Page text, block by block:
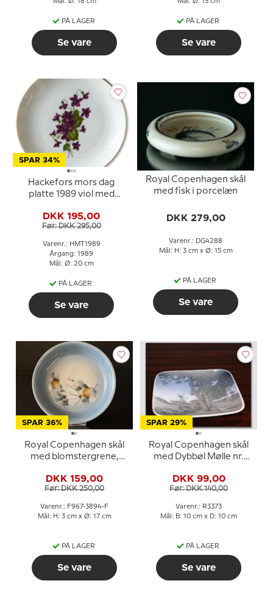
Mål: Ø: 18 cm
PÅ LAGER
Se vare
Mål: Ø: 15 cm
PÅ LAGER
Se vare
SPAR 34%
Hackefors mors dag
platte 1989 viol med
DKK 195,00
Før: DKK 295,00
Varenr.: HMT1989
Årgang: 1989
Mål: Ø: 20 cm
PÅ LAGER
Se vare
Royal Copenhagen skål
med fisk i porcelæn
DKK 279,00
Varenr.: DG4288
Mål: H: 3 cm x Ø: 15 cm
PÅ LAGER
Se vare
SPAR 36%
Royal Copenhagen skål
med blomstergrene,
DKK 159,00
Før: DKK 250,00
Varenr.: F967-3894-F
Mål: H: 3 cm x Ø: 17 cm
PÅ LAGER
Se vare
SPAR 29%
Royal Copenhagen skål
med Dybbøl Mølle nr.
DKK 99,00
Før: DKK 140,00
Varenr.: R3373
Mål: B: 10 cm x D: 10 cm
PÅ LAGER
Se vare